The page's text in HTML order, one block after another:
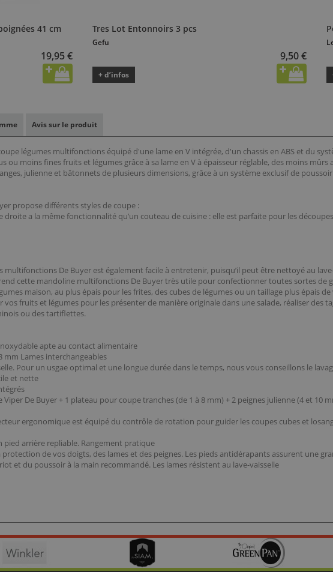
41 cm
19,95 €
Tres Lot Entonnoirs 3 pcs
Gefu
9,50 €
+ d’infos
Avis sur le produit
légumes multifonctions équipé d'une lame en V intégrée, d'un chassis en ABS et du
ou moins fines fruits et légumes grâce à sa lame en V à épaisseur réglable, des moins
julienne et bâtonnets de plusieurs dimensions, grâce à un système exclusif de
propose différents styles de coupe :
droite a la même fonctionnalité qu’un couteau de cuisine : elle est parfaite pour les
multifonctions De Buyer est également facile à entretenir, puisqu’il peut être nettoyé au
rend cette mandoline multifonctions De Buyer très utile pour confectionner toutes sortes
maison, au plus épais pour les frites, des cubes de légumes ou un taillage plus épais
fruits et légumes pour les présenter de manière originale dans une salade, réaliser des
ou des tartiflettes.
apte au contact alimentaire
mm Lames interchangeables
Pour un usgae optimal et une longue durée dans le temps, nous vous conseillons le
et nette
De Buyer + 1 plateau pour coupe tranches (de 1 à 8 mm) + 2 peignes julienne (4 et 10
ergonomique est équipé du contrôle de rotation pour guider les coupes cubes et
pied arrière repliable. Rangement pratique
protection de vos doigts, des lames et des peignes. Les pieds antidérapants assurent une
et du poussoir à la main recommandé. Les lames résistent au lave-vaisselle